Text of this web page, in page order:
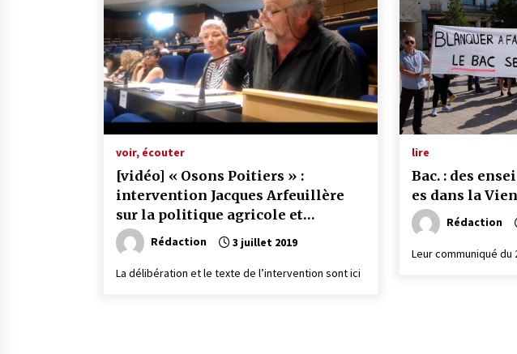
voir, écouter
[vidéo] « Osons Poitiers » :
intervention Jacques Arfeuillère
sur la politique agricole et
alimentaire
Rédaction 3 juillet 2019
La délibération et le texte de l’intervention sont ici
lire
Bac. : des
es dans la
Rédaction
Leur communiqué du